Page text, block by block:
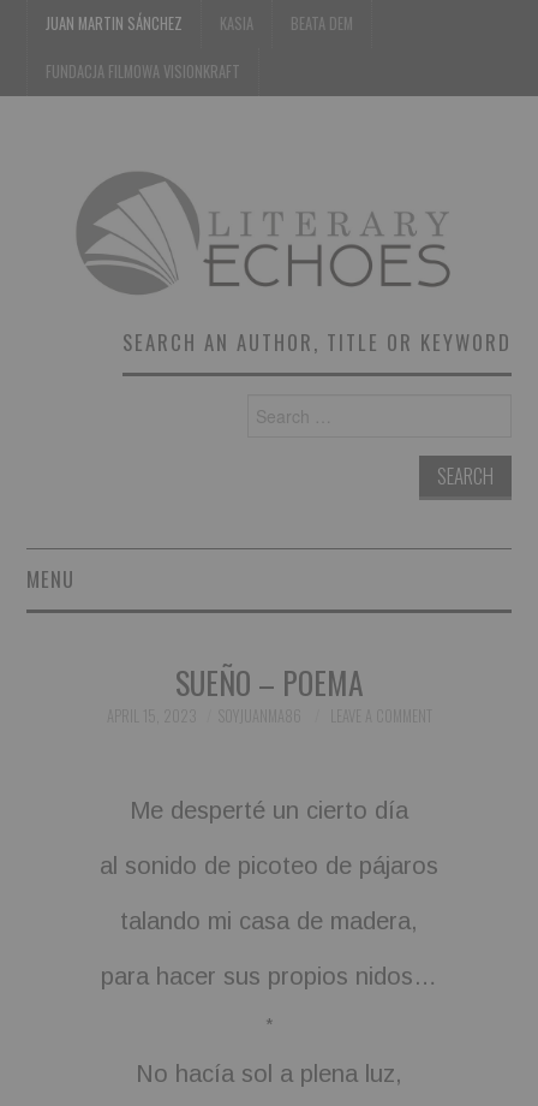
JUAN MARTIN SÁNCHEZ KASIA BEATA DEM
FUNDACJA FILMOWA VISIONKRAFT
SEARCH AN AUTHOR, TITLE OR KEYWORD
for:
MENU
NOVEL EXCERPTS
LINGUISTIC ARTICLES
SUEÑO – POEMA
Me desperté un cierto día
al sonido de picoteo de pájaros
talando mi casa de madera,
para hacer sus propios nidos…
*
No hacía sol a plena luz,